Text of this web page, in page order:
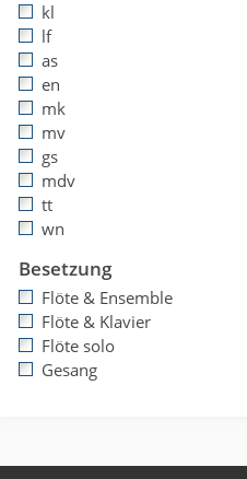
kl
lf
as
en
mk
mv
gs
mdv
tt
wn
Besetzung
Flöte & Ensemble
Flöte & Klavier
Flöte solo
Gesang